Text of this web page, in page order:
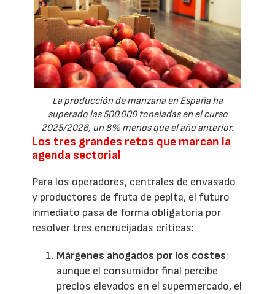
La producción de manzana en España ha
superado las 500.000 toneladas en el curso
2025/2026, un 8% menos que el año anterior.
Los tres grandes retos que marcan la
agenda sectorial
Para los operadores, centrales de envasado
y productores de fruta de pepita, el futuro
inmediato pasa de forma obligatoria por
resolver tres encrucijadas críticas:
Márgenes ahogados por los costes:
aunque el consumidor final percibe
precios elevados en el supermercado, el